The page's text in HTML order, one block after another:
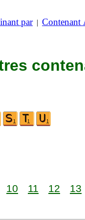
par| Contenant
10 11 12 13